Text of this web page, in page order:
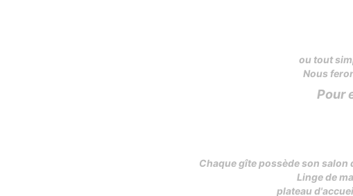
ou tout
Nous
Pour
Chaque gîte possède son salon
Linge de
plateau